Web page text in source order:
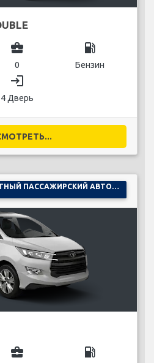
business_center
0
local_gas_station
Бензин
login
4 Дверь
business_center local_gas_station